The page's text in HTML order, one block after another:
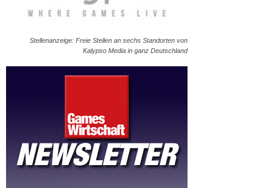
Stellenanzeige: Freie Stellen an sechs Standorten von
Kalypso Media in ganz Deutschland